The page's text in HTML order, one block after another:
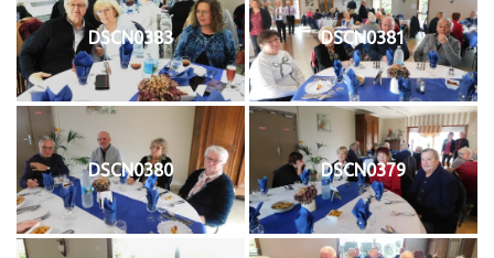
DSCN0383 DSCN0381
DSCN0380 DSCN0379